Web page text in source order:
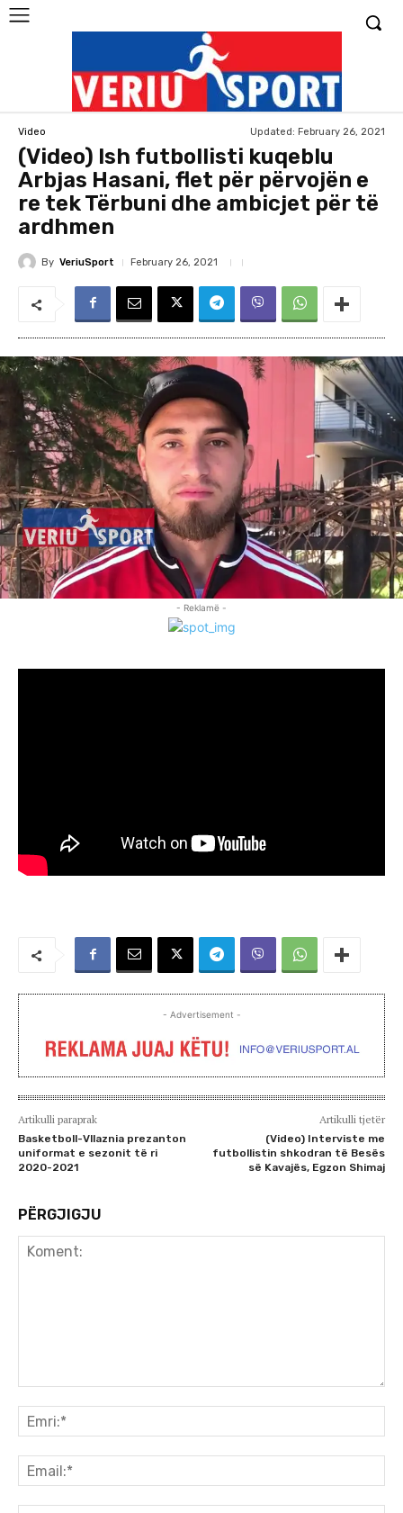
Video Updated: February 26, 2021
(Video) Ish futbollisti kuqeblu
Arbjas Hasani, flet për përvojën e
re tek Tërbuni dhe ambicjet për të
ardhmen
By VeriuSport February 26, 2021
- Reklamë -
- Advertisement -
Artikulli paraprak
Basketboll-Vllaznia prezanton
uniformat e sezonit të ri
2020-2021
Artikulli tjetër
(Video) Interviste me
futbollistin shkodran të Besës
së Kavajës, Egzon Shimaj
PËRGJIGJU